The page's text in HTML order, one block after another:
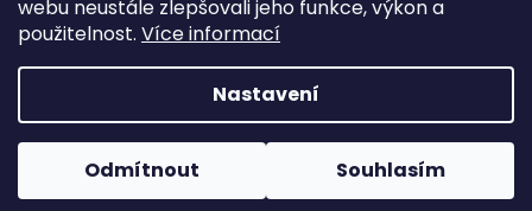
webu neustále zlepšovali jeho funkce, výkon a
použitelnost. Více informací
Nastavení
Odmítnout Souhlasím
V období od 31.7. do 10.8. 2026 bude naše firma uzavřena.
Vytvořil Shoptet
Copyright 2026Chilli Lady. Všechna práva vyhrazena.
Upravit nastavení cookies